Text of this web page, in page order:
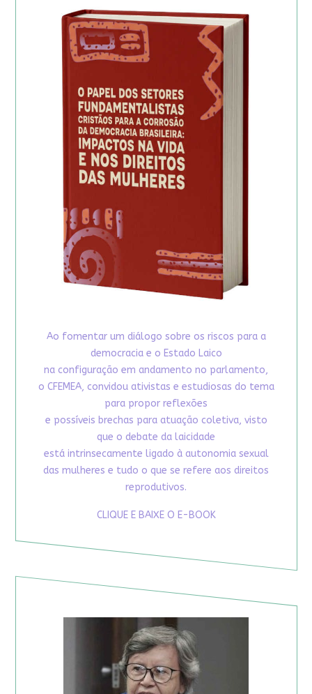
Ao fomentar um diálogo sobre os riscos para a
democracia e o Estado Laico
na configuração em andamento no parlamento,
o CFEMEA, convidou ativistas e estudiosas do tema
para propor reflexões
e possíveis brechas para atuação coletiva, visto
que o debate da laicidade
está intrinsecamente ligado à autonomia sexual
das mulheres e tudo o que se refere aos direitos
reprodutivos.
CLIQUE E BAIXE O E-BOOK